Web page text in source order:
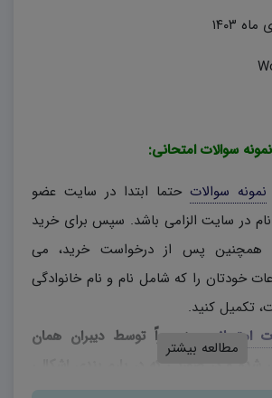
۱۴۰۳
سوالات امتحانی:
نمونه سوالات حتما ابتدا در سایت عضو
در سایت الزامی باشد. سپس برای خرید
همچنین پس از درخواست خرید، می
خودتان را که شامل نام و نام خانوادگی
تکمیل کنید.
امتحانی
، منحصراً توسط دیبران همان
مطالعه بیشتر